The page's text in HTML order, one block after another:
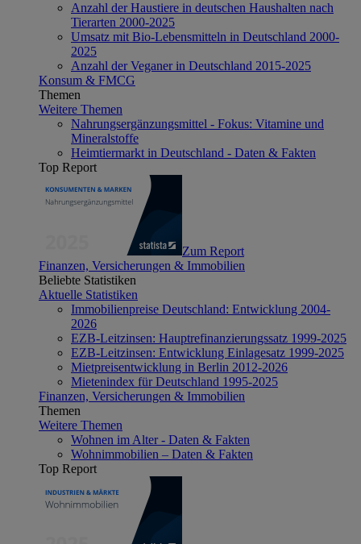
Anzahl der Haustiere in deutschen Haushalten nach
Tierarten 2000-2025
Umsatz mit Bio-Lebensmitteln in Deutschland 2000-
2025
Anzahl der Veganer in Deutschland 2015-2025
Konsum & FMCG
Themen
Weitere Themen
Nahrungsergänzungsmittel - Fokus: Vitamine und
Mineralstoffe
Heimtiermarkt in Deutschland - Daten & Fakten
Top Report
Zum Report
Finanzen, Versicherungen & Immobilien
Beliebte Statistiken
Aktuelle Statistiken
Immobilienpreise Deutschland: Entwicklung 2004-
2026
EZB-Leitzinsen: Hauptrefinanzierungssatz 1999-2025
EZB-Leitzinsen: Entwicklung Einlagesatz 1999-2025
Mietpreisentwicklung in Berlin 2012-2026
Mietenindex für Deutschland 1995-2025
Finanzen, Versicherungen & Immobilien
Themen
Weitere Themen
Wohnen im Alter - Daten & Fakten
Wohnimmobilien – Daten & Fakten
Top Report